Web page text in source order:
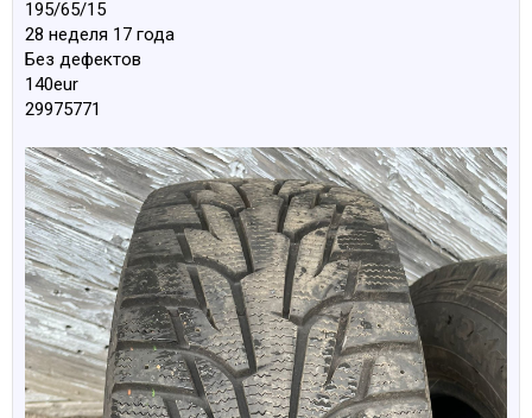
195/65/15
28 неделя 17 года
Без дефектов
140eur
29975771